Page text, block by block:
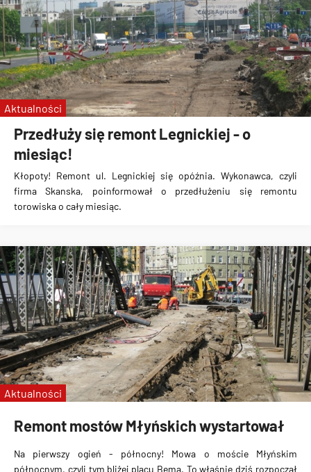
Przedłuży się remont Legnickiej - o
miesiąc!
Kłopoty! Remont ul. Legnickiej się opóźnia. Wykonawca, czyli
firma Skanska, poinformował o przedłużeniu się remontu
torowiska o cały miesiąc.
Aktualności
Remont mostów Młyńskich wystartował
Na pierwszy ogień - północny! Mowa o moście Młyńskim
północnym, czyli tym bliżej placu Bema. To właśnie dziś rozpoczął
Aktualności